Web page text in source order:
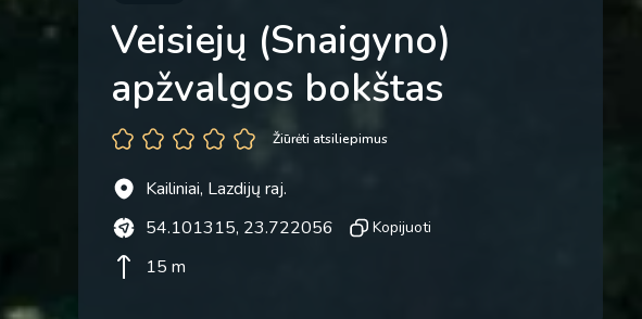
Veisiejų (Snaigyno)
apžvalgos bokštas
Žiūrėti atsiliepimus
Kailiniai, Lazdijų raj.
54.101315, 23.722056
Kopijuoti
15 m